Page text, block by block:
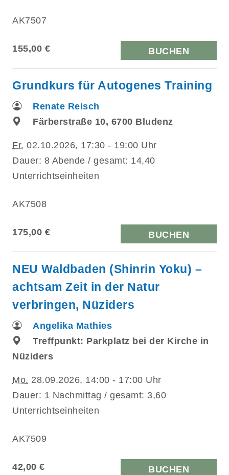
AK7507
155,00 € BUCHEN
Grundkurs für Autogenes Training
Renate Reisch
Färberstraße 10, 6700 Bludenz
Fr. 02.10.2026, 17:30 - 19:00 Uhr
Dauer: 8 Abende / gesamt: 14,40
Unterrichtseinheiten
AK7508
175,00 € BUCHEN
NEU Waldbaden (Shinrin Yoku) –
achtsam Zeit in der Natur
verbringen, Nüziders
Angelika Mathies
Treffpunkt: Parkplatz bei der Kirche in
Nüziders
Mo. 28.09.2026, 14:00 - 17:00 Uhr
Dauer: 1 Nachmittag / gesamt: 3,60
Unterrichtseinheiten
AK7509
42,00 € BUCHEN